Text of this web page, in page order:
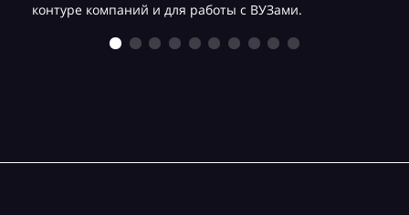
контуре компаний и для работы с ВУЗами.